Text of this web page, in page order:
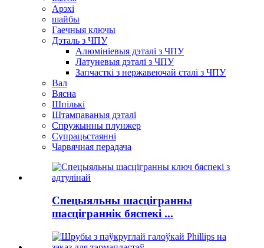
Арэхі
шайбы
Гаечныя ключы
Дэталь з ЧПУ
Алюмініевыя дэталі з ЧПУ
Латуневыя дэталі з ЧПУ
Запчасткі з нержавеючай сталі з ЧПУ
Вал
Вясна
Шпількі
Штампаваныя дэталі
Спружынны плунжер
Супрацьстаянні
Чарвячная перадача
Спецыяльны шасцігранны
шасціграннік бяспекі ...